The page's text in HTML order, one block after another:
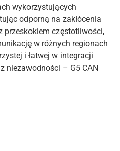
wykorzystujących
odporną na zakłócenia
przeskokiem częstotliwości,
w różnych regionach
i łatwej w integracji
niezawodności – G5 CAN